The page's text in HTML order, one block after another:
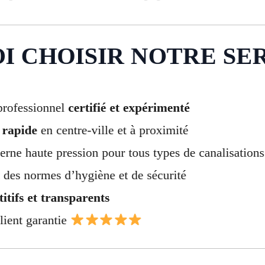
CHOISIR NOTRE
certifié et expérimenté
en centre-ville et à proximité
haute pression pour tous types de canalisations
normes d’hygiène et de sécurité
et transparents
garantie